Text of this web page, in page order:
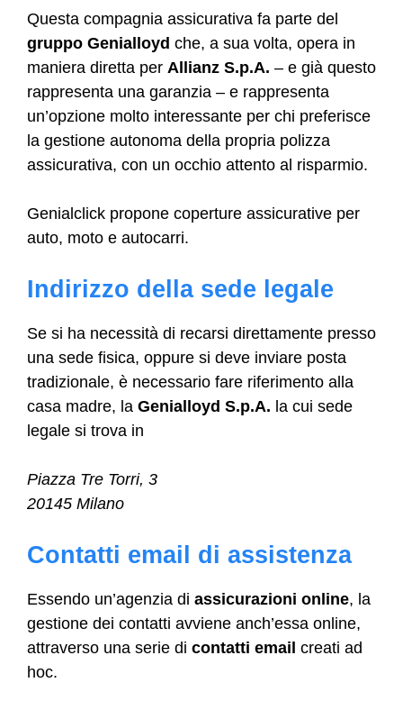
Questa compagnia assicurativa fa parte del
gruppo Genialloyd che, a sua volta, opera in
maniera diretta per Allianz S.p.A. – e già questo
rappresenta una garanzia – e rappresenta
un’opzione molto interessante per chi preferisce
la gestione autonoma della propria polizza
assicurativa, con un occhio attento al risparmio.
Genialclick propone coperture assicurative per
auto, moto e autocarri.
Indirizzo della sede legale
Se si ha necessità di recarsi direttamente presso
una sede fisica, oppure si deve inviare posta
tradizionale, è necessario fare riferimento alla
casa madre, la Genialloyd S.p.A. la cui sede
legale si trova in
Piazza Tre Torri, 3
20145 Milano
Contatti email di assistenza
Essendo un’agenzia di assicurazioni online, la
gestione dei contatti avviene anch’essa online,
attraverso una serie di contatti email creati ad
hoc.